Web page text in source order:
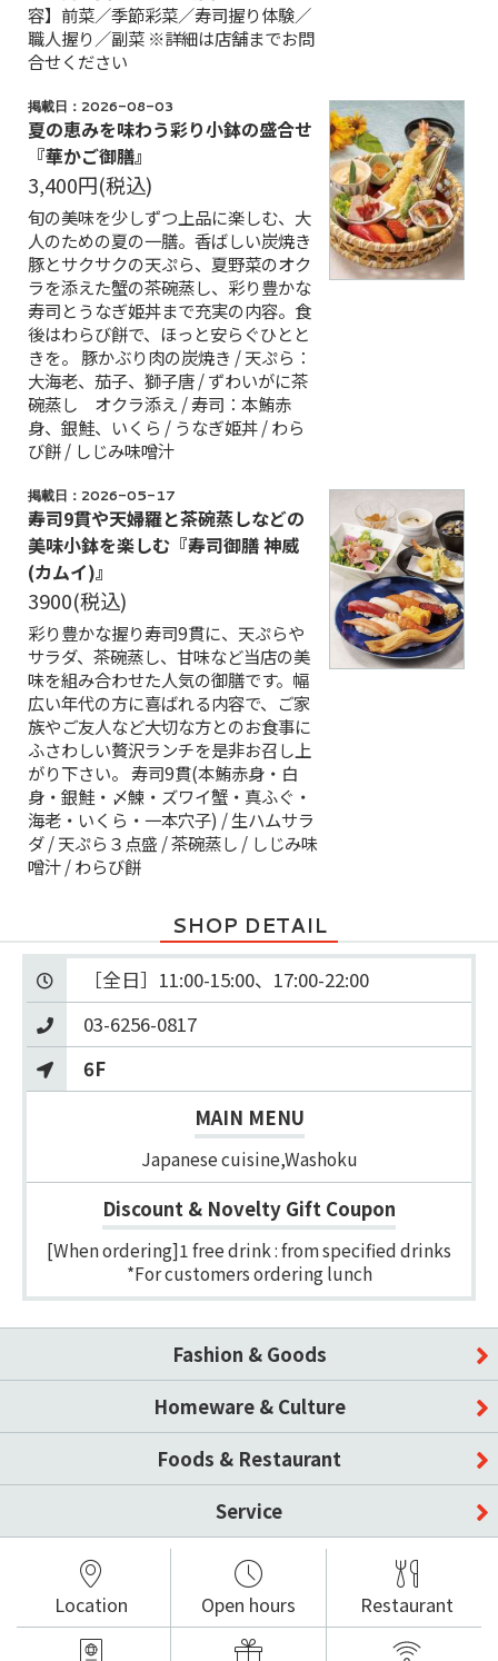
容】前菜／季節彩菜／寿司握り体験／
職人握り／副菜 ※詳細は店舗までお問
合せください
掲載日：2026-08-03
夏の恵みを味わう彩り小鉢の盛合せ
『華かご御膳』
3,400円(税込)
旬の美味を少しずつ上品に楽しむ、大
人のための夏の一膳。香ばしい炭焼き
豚とサクサクの天ぷら、夏野菜のオク
ラを添えた蟹の茶碗蒸し、彩り豊かな
寿司とうなぎ姫丼まで充実の内容。食
後はわらび餅で、ほっと安らぐひとと
きを。 豚かぶり肉の炭焼き / 天ぷら：
大海老、茄子、獅子唐 / ずわいがに茶
碗蒸し オクラ添え / 寿司：本鮪赤
身、銀鮭、いくら / うなぎ姫丼 / わら
び餅 / しじみ味噌汁
掲載日：2026-05-17
寿司9貫や天婦羅と茶碗蒸しなどの
美味小鉢を楽しむ『寿司御膳 神威
(カムイ)』
3900(税込)
彩り豊かな握り寿司9貫に、天ぷらや
サラダ、茶碗蒸し、甘味など当店の美
味を組み合わせた人気の御膳です。幅
広い年代の方に喜ばれる内容で、ご家
族やご友人など大切な方とのお食事に
ふさわしい贅沢ランチを是非お召し上
がり下さい。 寿司9貫(本鮪赤身・白
身・銀鮭・〆鰊・ズワイ蟹・真ふぐ・
海老・いくら・一本穴子) / 生ハムサラ
ダ / 天ぷら３点盛 / 茶碗蒸し / しじみ味
噌汁 / わらび餅
SHOP DETAIL
［全日］11:00-15:00、17:00-22:00
03-6256-0817
6F
MAIN MENU
Japanese cuisine,Washoku
Discount & Novelty Gift Coupon
[When ordering]1 free drink : from specified drinks
*For customers ordering lunch
Fashion & Goods
Homeware & Culture
Foods & Restaurant
Service
Location Open hours Restaurant